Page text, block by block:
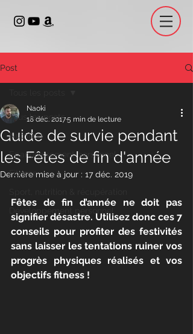
Post
Tous les posts
Nutrition
Epanouissement personnel
Fitness
Guide de survie pendant
les Fêtes de fin d'année
Naoki
18 déc. 20175 min de lecture
Dernière mise à jour : 17 déc. 2019
Fêtes de fin d’année ne doit pas
signifier désastre. Utilisez donc ces 7
conseils pour profiter des festivités
sans laisser les tentations ruiner vos
progrès physiques réalisés et vos
objectifs fitness !